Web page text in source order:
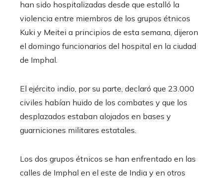
han sido hospitalizadas desde que estalló la
violencia entre miembros de los grupos étnicos
Kuki y Meitei a principios de esta semana, dijeron
el domingo funcionarios del hospital en la ciudad
de Imphal.
El ejército indio, por su parte, declaró que 23.000
civiles habían huido de los combates y que los
desplazados estaban alojados en bases y
guarniciones militares estatales.
Los dos grupos étnicos se han enfrentado en las
calles de Imphal en el este de India y en otros